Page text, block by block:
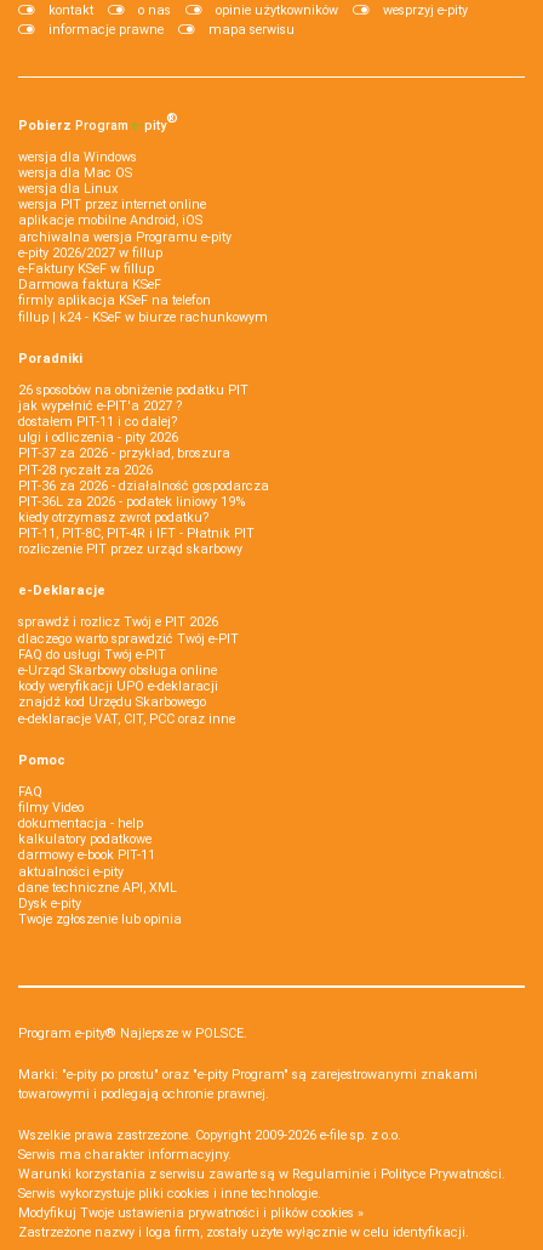
kontakt o nas opinie użytkowników
wesprzyj e-pity
informacje prawne
mapa serwisu
Pobierz Program e‑pity®
wersja dla Windows
wersja dla Mac OS
wersja dla Linux
wersja PIT przez internet online
aplikacje mobilne Android, iOS
archiwalna wersja Programu e-pity
e-pity 2026/2027 w fillup
e‑Faktury KSeF w fillup
Darmowa faktura KSeF
firmly aplikacja KSeF na telefon
fillup | k24 - KSeF w biurze rachunkowym
Poradniki
26 sposobów na obniżenie podatku PIT
jak wypełnić e-PIT'a 2027 ?
dostałem PIT-11 i co dalej?
ulgi i odliczenia - pity 2026
PIT-37 za 2026 - przykład, broszura
PIT-28 ryczałt za 2026
PIT-36 za 2026 - działalność gospodarcza
PIT-36L za 2026 - podatek liniowy 19%
kiedy otrzymasz zwrot podatku?
PIT-11, PIT-8C, PIT-4R i IFT - Płatnik PIT
rozliczenie PIT przez urząd skarbowy
e-Deklaracje
sprawdź i rozlicz Twój e PIT 2026
dlaczego warto sprawdzić Twój e-PIT
FAQ do usługi Twój e-PIT
e-Urząd Skarbowy obsługa online
kody weryfikacji UPO e-deklaracji
znajdź kod Urzędu Skarbowego
e-deklaracje VAT, CIT, PCC oraz inne
Pomoc
FAQ
filmy Video
dokumentacja - help
kalkulatory podatkowe
darmowy e-book PIT-11
aktualności e-pity
dane techniczne API, XML
Dysk e-pity
Twoje zgłoszenie lub opinia
Program e-pity® Najlepsze w POLSCE.
Marki: "e-pity po prostu" oraz "e-pity Program" są zarejestrowanymi znakami
towarowymi i podlegają ochronie prawnej.
Wszelkie prawa zastrzeżone. Copyright 2009-2026 e-file sp. z o.o.
Serwis ma charakter informacyjny.
Warunki korzystania z serwisu zawarte są w Regulaminie i Polityce Prywatności.
Serwis wykorzystuje pliki cookies i inne technologie.
Modyfikuj Twoje ustawienia prywatności i plików cookies »
Zastrzeżone nazwy i loga firm, zostały użyte wyłącznie w celu identyfikacji.